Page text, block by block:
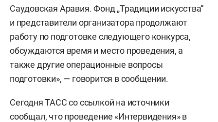
Саудовская Аравия. Фонд „Традиции искусства“
и представители организатора продолжают
работу по подготовке следующего конкурса,
обсуждаются время и место проведения, а
также другие операционные вопросы
подготовки», — говорится в сообщении.
Сегодня ТАСС со ссылкой на источники
сообщал, что проведение «Интервидения» в